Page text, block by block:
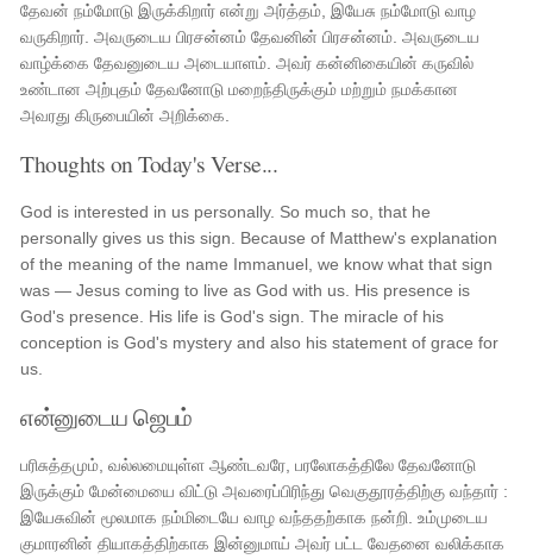
தேவன் நம்மோடு இருக்கிறார் என்று அர்த்தம், இயேசு நம்மோடு வாழ
வருகிறார். அவருடைய பிரசன்னம் தேவனின் பிரசன்னம். அவருடைய
வாழ்க்கை தேவனுடைய அடையாளம். அவர் கன்னிகையின் கருவில்
உண்டான அற்புதம் தேவனோடு மறைந்திருக்கும் மற்றும் நமக்கான
அவரது கிருபையின் அறிக்கை.
Thoughts on Today's Verse...
God is interested in us personally. So much so, that he
personally gives us this sign. Because of Matthew's explanation
of the meaning of the name Immanuel, we know what that sign
was — Jesus coming to live as God with us. His presence is
God's presence. His life is God's sign. The miracle of his
conception is God's mystery and also his statement of grace for
us.
என்னுடைய ஜெபம்
பரிசுத்தமும், வல்லமையுள்ள ஆண்டவரே, பரலோகத்திலே தேவனோடு
இருக்கும் மேன்மையை விட்டு அவரைப்பிரிந்து வெகுதூரத்திற்கு வந்தார் :
இயேசுவின் மூலமாக நம்மிடையே வாழ வந்ததற்காக நன்றி. உம்முடைய
குமாரனின் தியாகத்திற்காக இன்னுமாய் அவர் பட்ட வேதனை வலிக்காக